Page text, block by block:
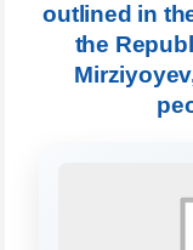
outlined in
the
inquiries here.
Choose a topic —